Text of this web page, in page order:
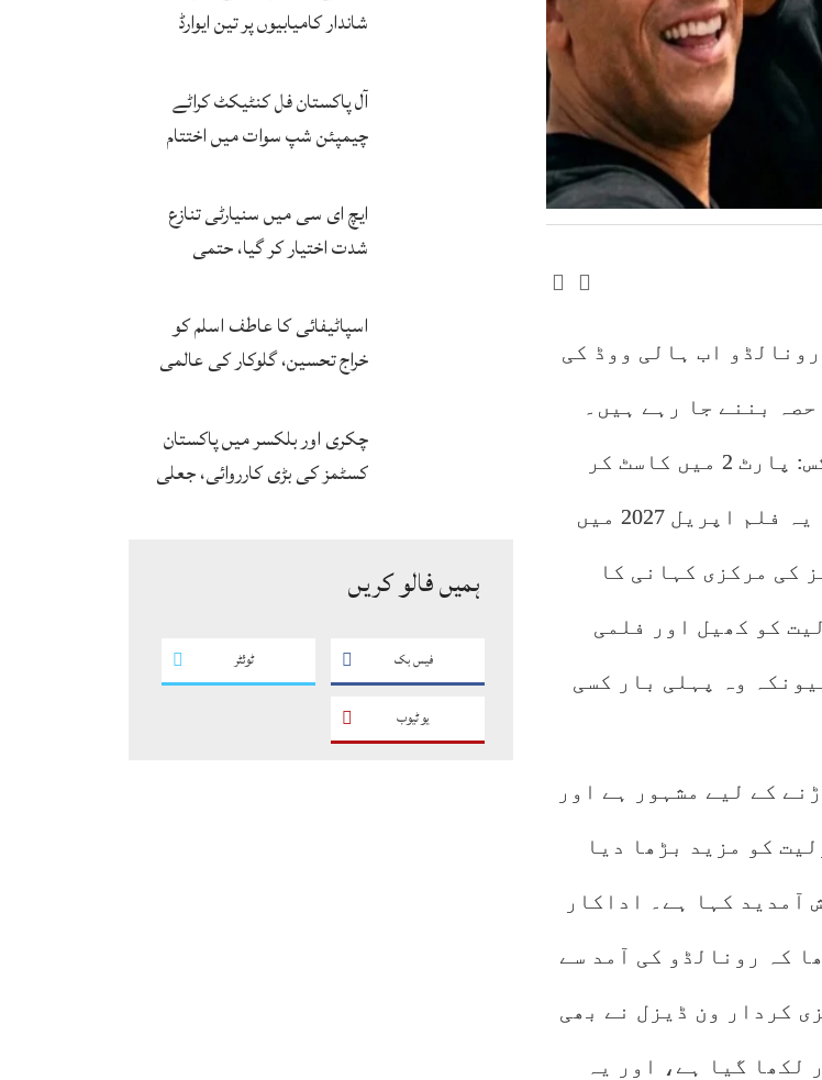
شاندار کامیابیوں پر تین ایوارڈ
آل پاکستان فل کنٹیکٹ کراٹے
چیمپئن شپ سوات میں اختتام
ایچ ای سی میں سنیارٹی تنازع
شدت اختیار کر گیا، حتمی
اسپاٹیفائی کا عاطف اسلم کو
خراج تحسین، گلوکار کی عالمی
چکری اور بلکسر میں پاکستان
کسٹمز کی بڑی کارروائی، جعلی
ہمیں فالو کریں
فیس بک ٹوئٹر
یو ٹیوب
اب ہالی ووڈ کی
بننے جا رہے ہیں۔
میڈیا رپورٹس کے مطابق رونالڈو کو فلم فاسٹ ایکس: پارٹ 2 میں کاسٹ کر
لیا گیا ہے، جو اس طویل سیریز کی آخری فلم ہوگی۔ یہ فلم اپریل 2027 میں
کی مرکزی کہانی کا
شمولیت کو کھیل اور فلمی
وہ پہلی بار کسی
کے لیے مشہور ہے اور
کو مزید بڑھا دیا
آمدید کہا ہے۔ اداکار
کہ رونالڈو کی آمد سے
کردار ون ڈیزل نے بھی
گیا ہے، اور یہ